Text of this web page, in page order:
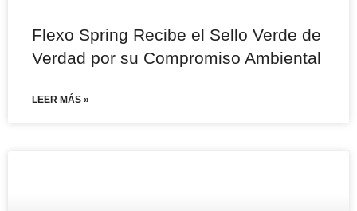
Flexo Spring Recibe el Sello Verde de
Verdad por su Compromiso Ambiental
LEER MÁS »